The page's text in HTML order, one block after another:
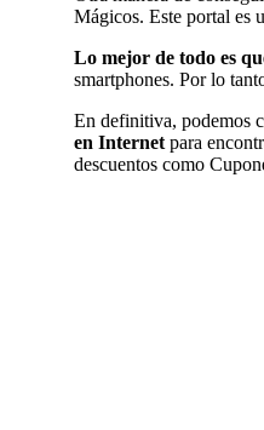
Mágicos. Este portal es
Lo mejor de todo es
smartphones. Por lo
En definitiva, podemos
en Internet para
descuentos como